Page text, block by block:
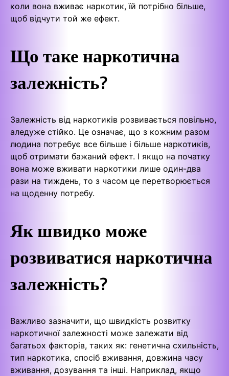
коли вона вживає наркотик, їй потрібно більше,
щоб відчути той же ефект.
Що таке наркотична
залежність?
Залежність від наркотиків розвивається повільно,
аледуже стійко. Це означає, що з кожним разом
людина потребує все більше і більше наркотиків,
щоб отримати бажаний ефект. І якщо на початку
вона може вживати наркотики лише один-два
рази на тиждень, то з часом це перетворюється
на щоденну потребу.
Як швидко може
розвиватися наркотична
залежність?
Важливо зазначити, що швидкість розвитку
наркотичної залежності може залежати від
багатьох факторів, таких як: генетична схильність,
тип наркотика, спосіб вживання, довжина часу
вживання, дозування та інші. Наприклад, якщо